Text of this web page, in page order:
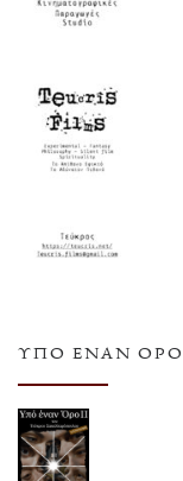
ΥΠΌ ΈΝΑΝ ΌΡΟ